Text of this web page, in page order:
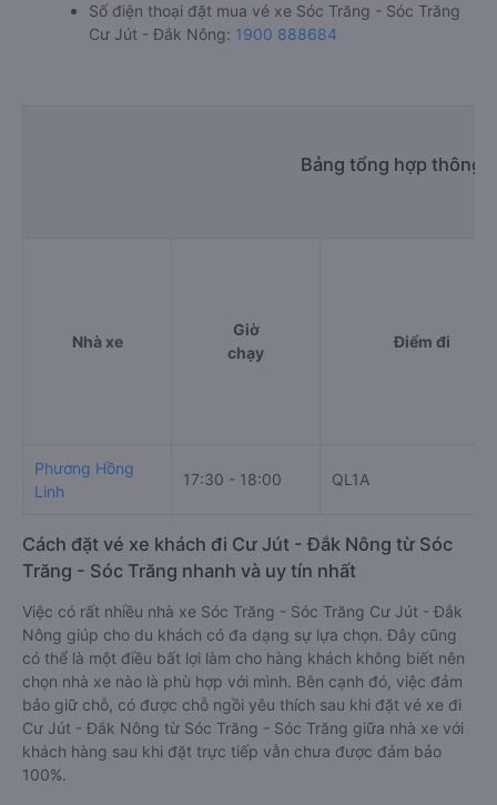
Số điện thoại đặt mua vé xe Sóc Trăng - Sóc Trăng
Cư Jút - Đắk Nông: 1900 888684
Bảng tổng hợp thông
Nhà xe
Giờ
chạy
Điểm đi
Phương Hồng
Linh
17:30 - 18:00 QL1A
Cách đặt vé xe khách đi Cư Jút - Đắk Nông từ Sóc
Trăng - Sóc Trăng nhanh và uy tín nhất
Việc có rất nhiều nhà xe Sóc Trăng - Sóc Trăng Cư Jút - Đắk
Nông giúp cho du khách có đa dạng sự lựa chọn. Đây cũng
có thể là một điều bất lợi làm cho hàng khách không biết nên
chọn nhà xe nào là phù hợp với mình. Bên cạnh đó, việc đảm
bảo giữ chỗ, có được chỗ ngồi yêu thích sau khi đặt vé xe đi
Cư Jút - Đắk Nông từ Sóc Trăng - Sóc Trăng giữa nhà xe với
khách hàng sau khi đặt trực tiếp vẫn chưa được đảm bảo
100%.